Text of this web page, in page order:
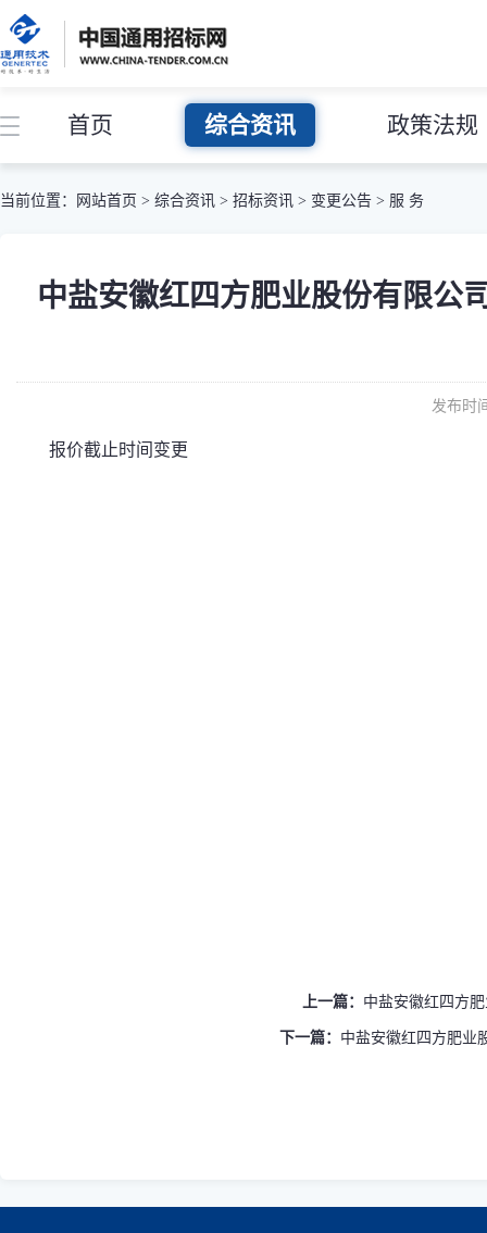
首页 综合资讯 政策法规
当前位置： 网站首页 > 综合资讯 > 招标资讯 > 变更公告 > 服 务
中盐安徽红四方肥业股份有限公
发布时
报价截止时间变更
上一篇： 中盐安徽红四方
下一篇： 中盐安徽红四方肥业